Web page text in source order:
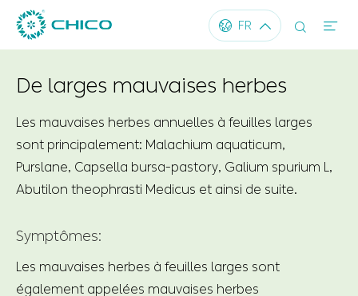
 FR   
De larges mauvaises herbes
Les mauvaises herbes annuelles à feuilles larges
sont principalement: Malachium aquaticum,
Purslane, Capsella bursa-pastory, Galium spurium L,
Abutilon theophrasti Medicus et ainsi de suite.
Symptômes:
Les mauvaises herbes à feuilles larges sont
également appelées mauvaises herbes